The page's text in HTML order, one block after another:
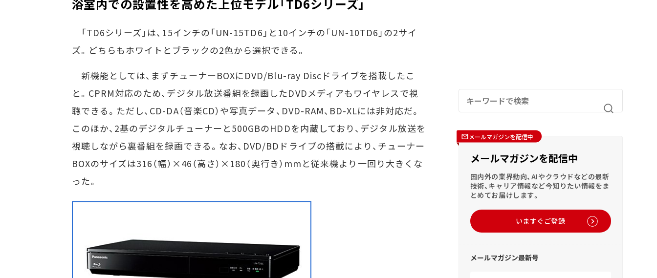
浴室内での設置性を高めた上位モデル「TD6シリーズ」
「TD6シリーズ」は、15インチの「UN-15TD6」と10インチの「UN-10TD6」の2サイ
ズ。どちらもホワイトとブラックの2色から選択できる。
新機能としては、まずチューナーBOXにDVD/Blu-ray Discドライブを搭載したこ
と。CPRM対応のため、デジタル放送番組を録画したDVDメディアもワイヤレスで視
聴できる。ただし、CD-DA（音楽CD）や写真データ、DVD-RAM、BD-XLには非対応だ。
このほか、2基のデジタルチューナーと500GBのHDDを内蔵しており、デジタル放送を
視聴しながら裏番組を録画できる。なお、DVD/BDドライブの搭載により、チューナー
BOXのサイズは316（幅）×46（高さ）×180（奥行き）mmと従来機より一回り大きくな
った。
メールマガジンを配信中
メールマガジンを配信中
国内外の業界動向、AIやクラウドなどの最新
技術、キャリア情報など今知りたい情報をま
とめてお届けします。
いますぐご登録
メールマガジン最新号